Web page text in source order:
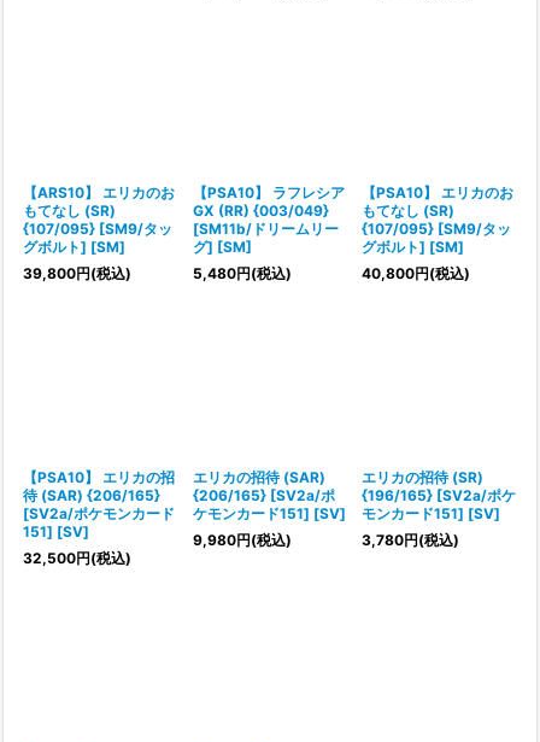
【ARS10】 エリカのお
もてなし (SR)
{107/095} [SM9/タッ
グボルト] [SM]
39,800円(税込)
【PSA10】 ラフレシア
GX (RR) {003/049}
[SM11b/ドリームリー
グ] [SM]
5,480円(税込)
【PSA10】 エリカのお
もてなし (SR)
{107/095} [SM9/タッ
グボルト] [SM]
40,800円(税込)
【PSA10】 エリカの招
待 (SAR) {206/165}
[SV2a/ポケモンカード
151] [SV]
32,500円(税込)
エリカの招待 (SAR)
{206/165} [SV2a/ポ
ケモンカード151] [SV]
9,980円(税込)
エリカの招待 (SR)
{196/165} [SV2a/ポケ
モンカード151] [SV]
3,780円(税込)